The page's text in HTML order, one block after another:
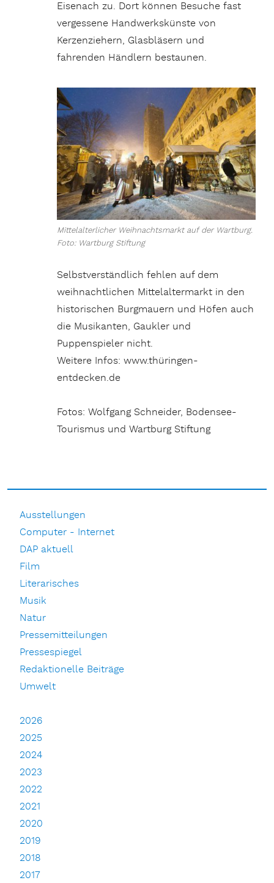
Eisenach zu. Dort können Besuche fast
vergessene Handwerkskünste von
Kerzenziehern, Glasbläsern und
fahrenden Händlern bestaunen.
Mittelalterlicher Weihnachtsmarkt auf der Wartburg.
Foto: Wartburg Stiftung
Selbstverständlich fehlen auf dem
weihnachtlichen Mittelaltermarkt in den
historischen Burgmauern und Höfen auch
die Musikanten, Gaukler und
Puppenspieler nicht.
Weitere Infos: www.thüringen-
entdecken.de
Fotos: Wolfgang Schneider, Bodensee-
Tourismus und Wartburg Stiftung
Ausstellungen
Computer - Internet
DAP aktuell
Film
Literarisches
Musik
Natur
Pressemitteilungen
Pressespiegel
Redaktionelle Beiträge
Umwelt
2026
2025
2024
2023
2022
2021
2020
2019
2018
2017